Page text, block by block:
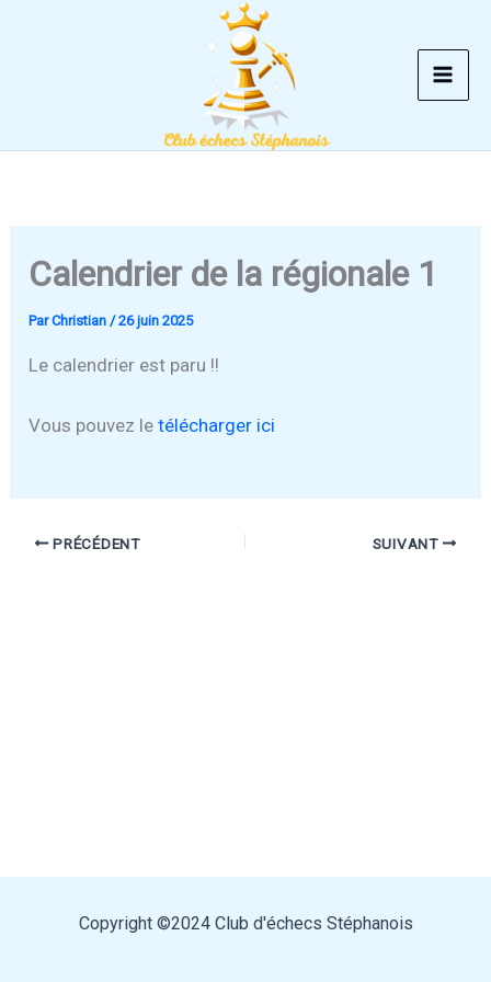
Calendrier de la régionale 1
ParChristian/26 juin 2025
Le calendrier est paru !!
Vous pouvez letélécharger ici
PRÉCÉDENT SUIVANT
Copyright ©2024 Club d'échecs Stéphanois